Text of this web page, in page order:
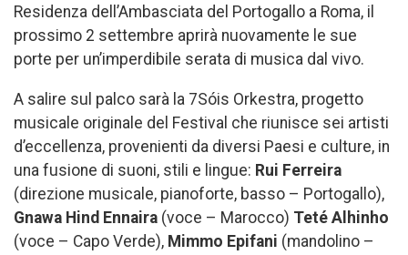
Residenza dell’Ambasciata del Portogallo a Roma, il
prossimo 2 settembre aprirà nuovamente le sue
porte per un’imperdibile serata di musica dal vivo.
A salire sul palco sarà la 7Sóis Orkestra, progetto
musicale originale del Festival che riunisce sei artisti
d’eccellenza, provenienti da diversi Paesi e culture, in
una fusione di suoni, stili e lingue: Rui Ferreira
(direzione musicale, pianoforte, basso – Portogallo),
Gnawa Hind Ennaira (voce – Marocco) Teté Alhinho
(voce – Capo Verde), Mimmo Epifani (mandolino –